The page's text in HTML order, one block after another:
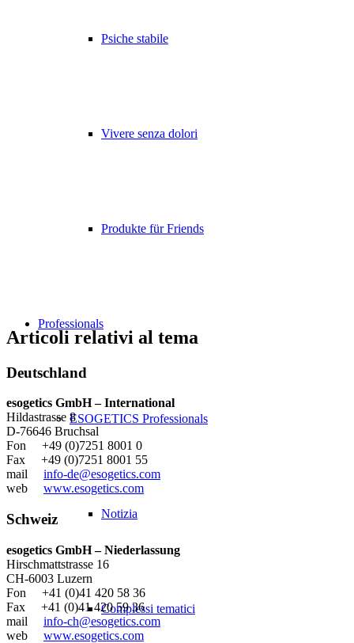
Psiche stabile
Vivere senza dolori
Produkte für Friends
Professionals
ESOGETICS Professionals
Notizia
Complessi tematici
Articoli relativi al tema
Deutschland
esogetics GmbH – International
Hildastrasse 8
D-76646 Bruchsal
Fon +49 (0)7251 8001 0
Fax +49 (0)7251 8001 55
mail info-de@esogetics.com
web www.esogetics.com
Schweiz
esogetics GmbH – Niederlassung
Hirschmattstrasse 16
CH-6003 Luzern
Fon +41 (0)41 420 58 36
Fax +41 (0)41 420 59 36
mail info-ch@esogetics.com
web www.esogetics.com